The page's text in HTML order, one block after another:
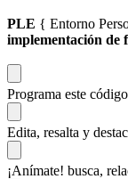
PLE { Entorno
implementación de
Programa este código
Edita, resalta y
¡Anímate! busca,